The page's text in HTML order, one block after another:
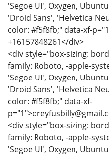
'Segoe UI', Oxygen,
'Droid Sans', 'Helvetica
color: #f5f8fb;" data-xf-
+16157848261</div>
<div style="box-sizing:
family: Roboto, -apple-
'Segoe UI', Oxygen,
'Droid Sans', 'Helvetica
color: #f5f8fb;" data-xf-
<div style="box-sizing:
family: Roboto, -apple-
'Segoe UI', Oxygen,